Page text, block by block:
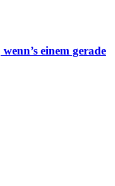
einem gerade